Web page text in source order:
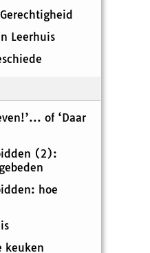
Leerhuis
of ‘Daar
(2):
hoe
keuken